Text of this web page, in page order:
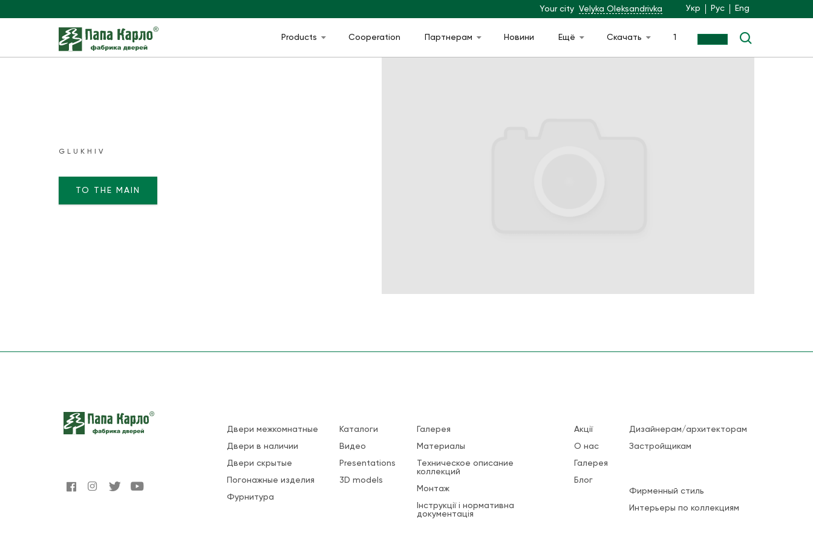
Your city Velyka Oleksandrivka Укр Рус Eng
Products Cooperation Партнерам Новини Ещё Скачать 1
GLUKHIV
TO THE MAIN
Двери межкомнатные
Двери в наличии
Двери скрытые
Погонажные изделия
Фурнитура
Каталоги
Видео
Presentations
3D models
Галерея
Материалы
Техническое описание
коллекций
Монтаж
Інструкції і нормативна
документація
Акції
О нас
Галерея
Блог
Дизайнерам/архитекторам
Застройщикам
Фирменный стиль
Интерьеры по коллекциям